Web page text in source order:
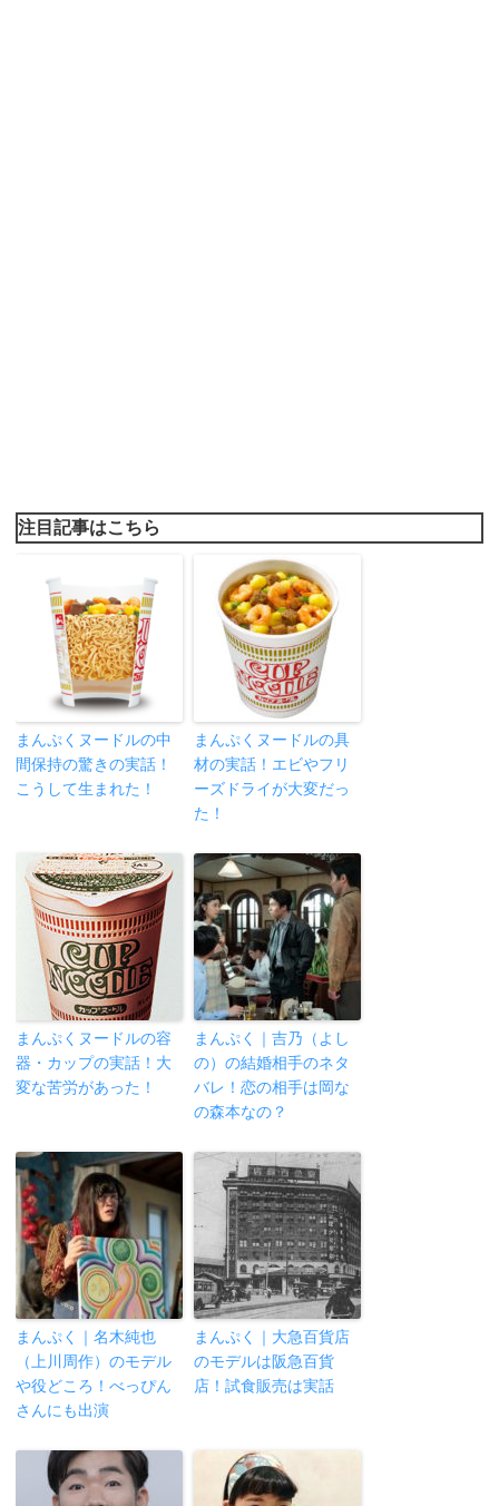
注目記事はこちら
まんぷくヌードルの中
間保持の驚きの実話！
こうして生まれた！
まんぷくヌードルの具
材の実話！エビやフリ
ーズドライが大変だっ
た！
まんぷくヌードルの容
器・カップの実話！大
変な苦労があった！
まんぷく｜吉乃（よし
の）の結婚相手のネタ
バレ！恋の相手は岡な
の森本なの？
まんぷく｜名木純也
（上川周作）のモデル
や役どころ！べっぴん
さんにも出演
まんぷく｜大急百貨店
のモデルは阪急百貨
店！試食販売は実話